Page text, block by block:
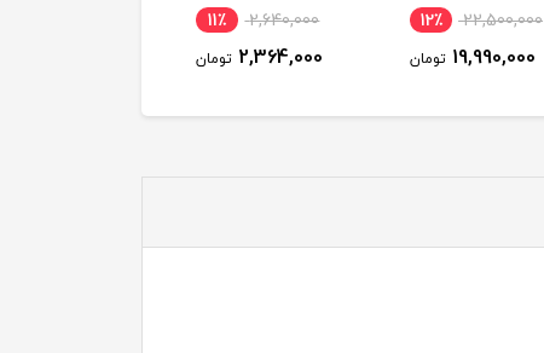
22,500,000 12٪
19,990,000 تومان
2,640,000 11٪
2,364,000 تومان